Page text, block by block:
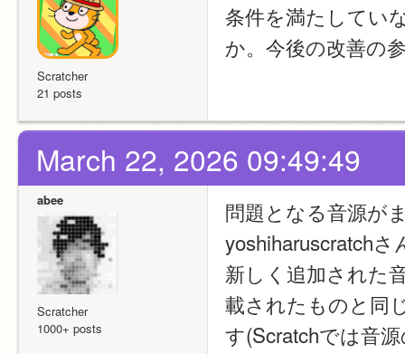
Scratcher
21 posts
条件を満たしてい
か。今後の改善の
March 22, 2026 09:49:49
abee
Scratcher
1000+ posts
問題となる音源が
yoshiharuscratch
新しく追加された
載されたものと同
す(Scratchでは音